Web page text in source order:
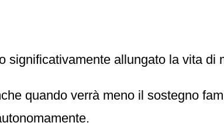
significativamente allungato la vita di
quando verrà meno il sostegno